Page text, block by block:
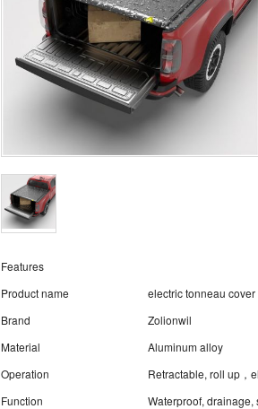
Features
Product name
electric tonneau cover
Brand
Zolionwil
Material
Aluminum alloy
Operation
Retractable, roll up，
Function
Waterproof, drainage,